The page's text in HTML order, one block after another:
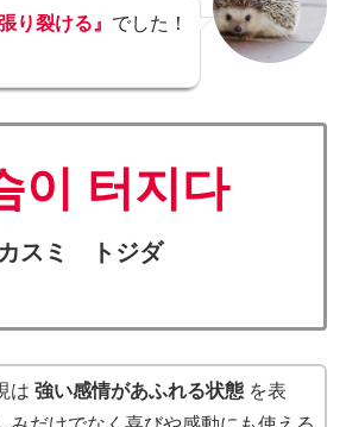
り裂ける』 でした！
이 터지다
カスミ トジダ
は 強い感情があふれる状態を表